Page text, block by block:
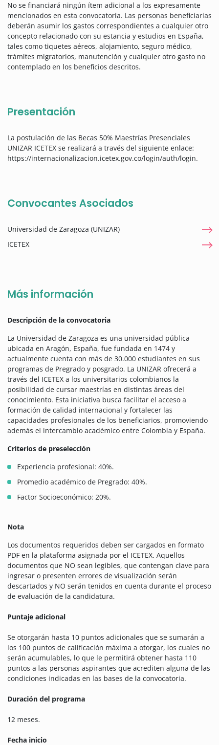
No se financiará ningún ítem adicional a los expresamente
mencionados en esta convocatoria. Las personas beneficiarias
deberán asumir los gastos correspondientes a cualquier otro
concepto relacionado con su estancia y estudios en España,
tales como tiquetes aéreos, alojamiento, seguro médico,
trámites migratorios, manutención y cualquier otro gasto no
contemplado en los beneficios descritos.
Presentación
La postulación de las Becas 50% Maestrías Presenciales
UNIZAR ICETEX se realizará a través del siguiente enlace:
https://internacionalizacion.icetex.gov.co/login/auth/login.
Convocantes Asociados
Universidad de Zaragoza (UNIZAR)
ICETEX
Más información
Descripción de la convocatoria
La Universidad de Zaragoza es una universidad pública
ubicada en Aragón, España, fue fundada en 1474 y
actualmente cuenta con más de 30.000 estudiantes en sus
programas de Pregrado y posgrado. La UNIZAR ofrecerá a
través del ICETEX a los universitarios colombianos la
posibilidad de cursar maestrías en distintas áreas del
conocimiento. Esta iniciativa busca facilitar el acceso a
formación de calidad internacional y fortalecer las
capacidades profesionales de los beneficiarios, promoviendo
además el intercambio académico entre Colombia y España.
Criterios de preselección
Experiencia profesional: 40%.
Promedio académico de Pregrado: 40%.
Factor Socioeconómico: 20%.
Nota
Los documentos requeridos deben ser cargados en formato
PDF en la plataforma asignada por el ICETEX. Aquellos
documentos que NO sean legibles, que contengan clave para
ingresar o presenten errores de visualización serán
descartados y NO serán tenidos en cuenta durante el proceso
de evaluación de la candidatura.
Puntaje adicional
Se otorgarán hasta 10 puntos adicionales que se sumarán a
los 100 puntos de calificación máxima a otorgar, los cuales no
serán acumulables, lo que le permitirá obtener hasta 110
puntos a las personas aspirantes que acrediten alguna de las
condiciones indicadas en las bases de la convocatoria.
Duración del programa
12 meses.
Fecha inicio